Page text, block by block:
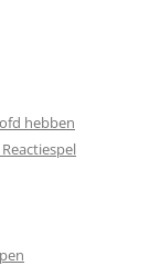
hebben